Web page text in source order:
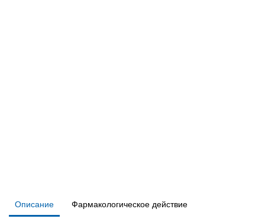
Описание Фармакологическое действие